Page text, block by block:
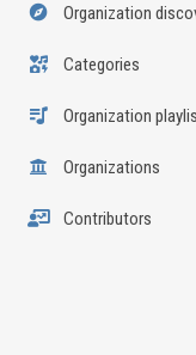
Organization
Categories
Organization
Organizations
Contributors